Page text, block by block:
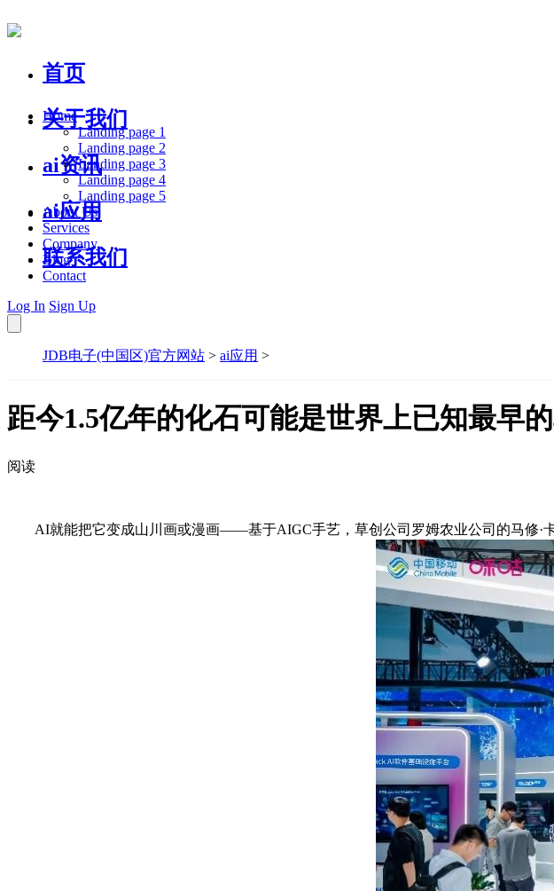
首页
关于我们
ai资讯
ai应用
联系我们
Home
Landing page 1
Landing page 2
Landing page 3
Landing page 4
Landing page 5
About Us
Services
Company
Blog
Contact
Log In Sign Up
JDB电子(中国区)官方网站 > ai应用 >
距今1.5亿年的化石可能是世界上已知最早
阅读
AI就能把它变成山川画或漫画——基于AIGC手艺，草创公司罗姆农业公司的马修·